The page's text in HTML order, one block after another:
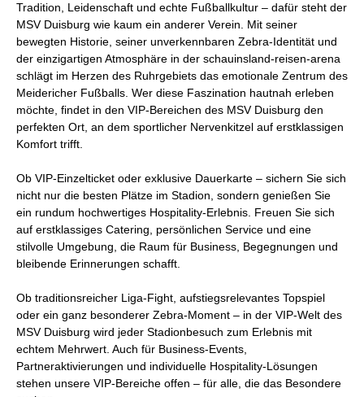
Tradition, Leidenschaft und echte Fußballkultur – dafür steht der
MSV Duisburg wie kaum ein anderer Verein. Mit seiner
bewegten Historie, seiner unverkennbaren Zebra-Identität und
der einzigartigen Atmosphäre in der schauinsland-reisen-arena
schlägt im Herzen des Ruhrgebiets das emotionale Zentrum des
Meidericher Fußballs. Wer diese Faszination hautnah erleben
möchte, findet in den VIP-Bereichen des MSV Duisburg den
perfekten Ort, an dem sportlicher Nervenkitzel auf erstklassigen
Komfort trifft.
Ob VIP-Einzelticket oder exklusive Dauerkarte – sichern Sie sich
nicht nur die besten Plätze im Stadion, sondern genießen Sie
ein rundum hochwertiges Hospitality-Erlebnis. Freuen Sie sich
auf erstklassiges Catering, persönlichen Service und eine
stilvolle Umgebung, die Raum für Business, Begegnungen und
bleibende Erinnerungen schafft.
Ob traditionsreicher Liga-Fight, aufstiegsrelevantes Topspiel
oder ein ganz besonderer Zebra-Moment – in der VIP-Welt des
MSV Duisburg wird jeder Stadionbesuch zum Erlebnis mit
echtem Mehrwert. Auch für Business-Events,
Partneraktivierungen und individuelle Hospitality-Lösungen
stehen unsere VIP-Bereiche offen – für alle, die das Besondere